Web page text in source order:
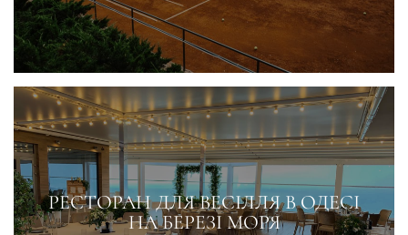
РЕСТОРАН ДЛЯ ВЕСІЛЛЯ В ОДЕСІ
НА БЕРЕЗІ МОРЯ